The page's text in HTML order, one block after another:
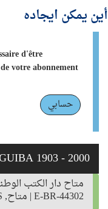
أين يمكن ايجاده
d'être
votre abonnement
حسابي
1903 - 2000
متاح دار الكتب
E-BR-44302
| متاح, STACKS